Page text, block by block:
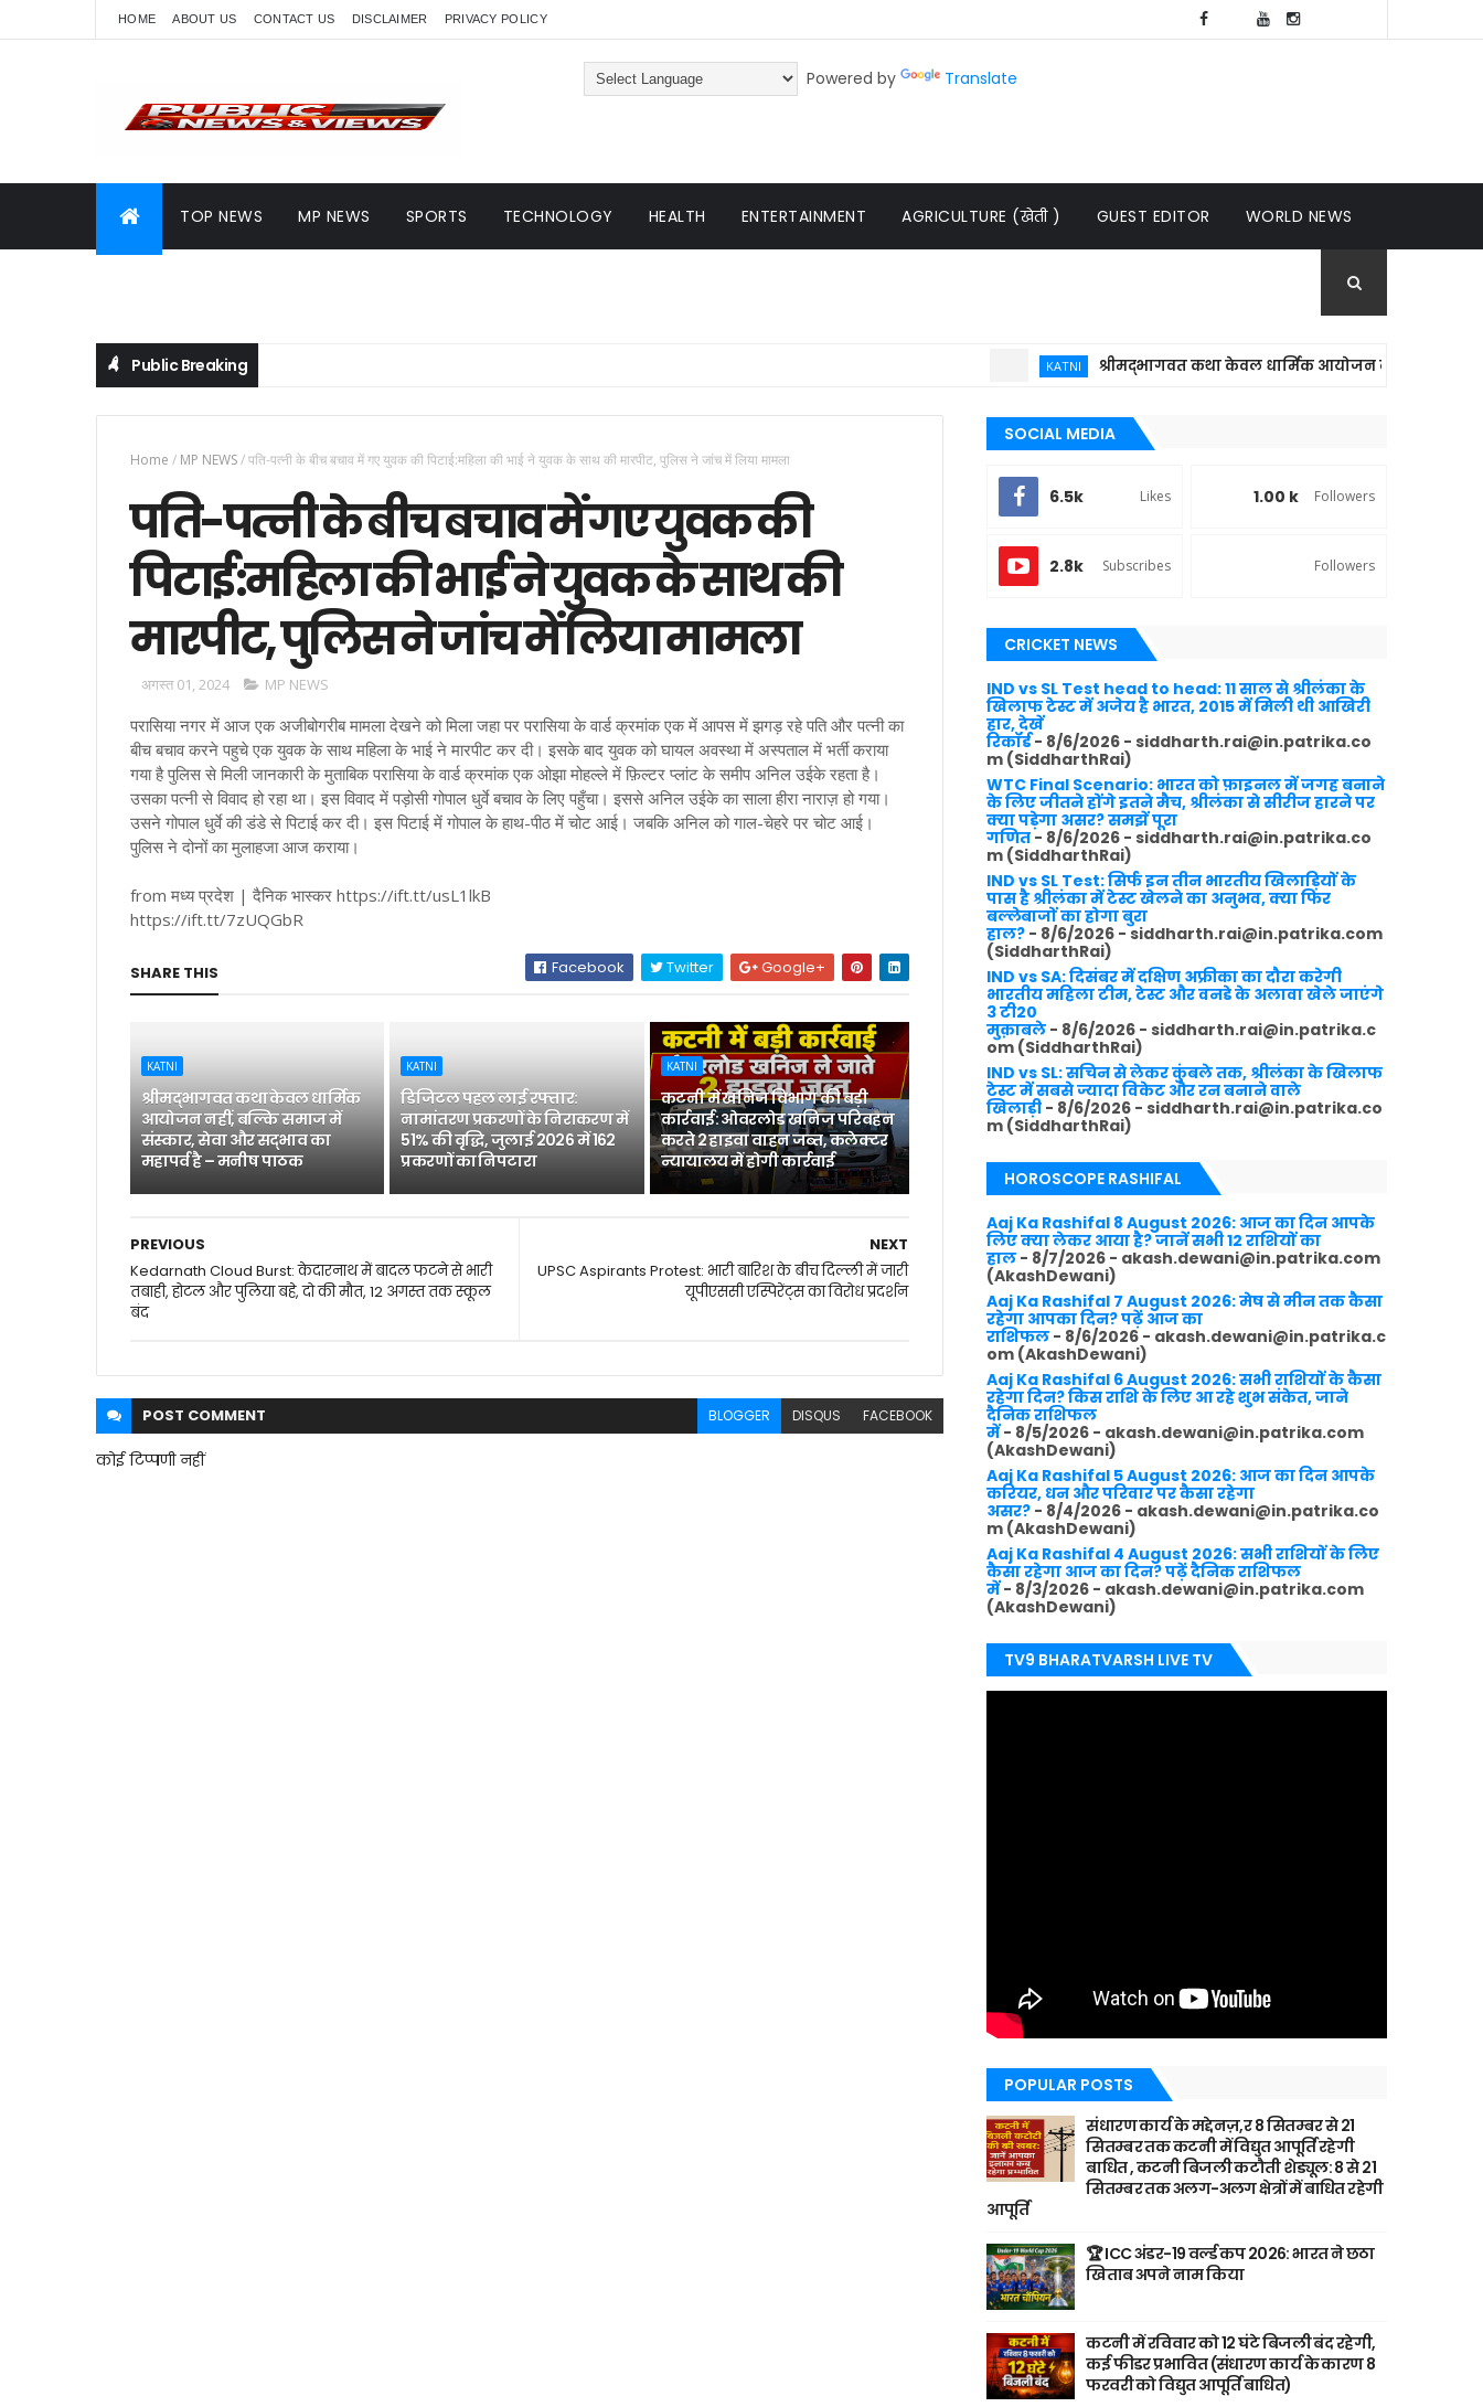
HOME ABOUT US CONTACT US DISCLAIMER PRIVACY POLICY
Powered by Translate
TOP NEWS MP NEWS SPORTS TECHNOLOGY HEALTH ENTERTAINMENT AGRICULTURE (खेती ) GUEST EDITOR WORLD NEWS
Public Breaking श्रीमद्भागवत कथा केवल धार्मिक आयोजन नहीं, बल्कि समाज में
Home / MP NEWS/पति-पत्नी के बीच बचाव में गए युवक की पिटाई:महिला की भाई ने युवक के साथ की मारपीट, पुलिस ने जांच में लिया मामला
पति-पत्नी के बीच बचाव में गए युवक की
पिटाई:महिला की भाई ने युवक के साथ की
मारपीट, पुलिस ने जांच में लिया मामला
अगस्त 01, 2024 MP NEWS
परासिया नगर में आज एक अजीबोगरीब मामला देखने को मिला जहा पर परासिया के वार्ड क्रमांक एक में आपस में झगड़ रहे पति और पत्नी का
बीच बचाव करने पहुचे एक युवक के साथ महिला के भाई ने मारपीट कर दी। इसके बाद युवक को घायल अवस्था में अस्पताल में भर्ती कराया
गया है पुलिस से मिली जानकारी के मुताबिक परासिया के वार्ड क्रमांक एक ओझा मोहल्ले में फ़िल्टर प्लांट के समीप अनिल उईके रहता है।
उसका पत्नी से विवाद हो रहा था। इस विवाद में पड़ोसी गोपाल धुर्वे बचाव के लिए पहुँचा। इससे अनिल उईके का साला हीरा नाराज़ हो गया।
उसने गोपाल धुर्वे की डंडे से पिटाई कर दी। इस पिटाई में गोपाल के हाथ-पीठ में चोट आई। जबकि अनिल को गाल-चेहरे पर चोट आई।
पुलिस ने दोनों का मुलाहजा आज कराया।
from मध्य प्रदेश | दैनिक भास्कर https://ift.tt/usL1lkB
https://ift.tt/7zUQGbR
SHARE THIS Facebook Twitter Google+
KATNI
श्रीमद्भागवत कथा केवल धार्मिक
आयोजन नहीं, बल्कि समाज में
संस्कार, सेवा और सद्भाव का
महापर्व है – मनीष पाठक
KATNI
डिजिटल पहल लाई रफ्तार:
नामांतरण प्रकरणों के निराकरण में
51% की वृद्धि, जुलाई 2026 में 162
प्रकरणों का निपटारा
KATNI
कटनी में खनिज विभाग की बड़ी
कार्रवाई: ओवरलोड खनिज परिवहन
करते 2 हाइवा वाहन जब्त, कलेक्टर
न्यायालय में होगी कार्रवाई
NEXT
UPSC Aspirants Protest: भारी बारिश के बीच दिल्ली में जारी
यूपीएससी एस्पिरेंट्स का विरोध प्रदर्शन
PREVIOUS
Kedarnath Cloud Burst: केदारनाथ में बादल फटने से भारी
तबाही, होटल और पुलिया बहे, दो की मौत, 12 अगस्त तक स्कूल
बंद
POST COMMENT BLOGGER DISQUS FACEBOOK
कोई टिप्पणी नहीं
SOCIAL MEDIA
6.5k Likes 1.00 k Followers
2.8k Subscribes Followers
CRICKET NEWS
IND vs SL Test head to head: 11 साल से श्रीलंका के
खिलाफ टेस्ट में अजेय है भारत, 2015 में मिली थी आखिरी
हार, देखें
रिकॉर्ड- 8/6/2026 - siddharth.rai@in.patrika.co
m (SiddharthRai)
WTC Final Scenario: भारत को फ़ाइनल में जगह बनाने
के लिए जीतने होंगे इतने मैच, श्रीलंका से सीरीज हारने पर
क्या पड़ेगा असर? समझें पूरा
गणित- 8/6/2026 - siddharth.rai@in.patrika.co
m (SiddharthRai)
IND vs SL Test: सिर्फ इन तीन भारतीय खिलाड़ियों के
पास है श्रीलंका में टेस्ट खेलने का अनुभव, क्या फिर
बल्लेबाजों का होगा बुरा
हाल? - 8/6/2026 - siddharth.rai@in.patrika.com
(SiddharthRai)
IND vs SA: दिसंबर में दक्षिण अफ्रीका का दौरा करेगी
भारतीय महिला टीम, टेस्ट और वनडे के अलावा खेले जाएंगे
3 टी20
मुक़ाबले - 8/6/2026 - siddharth.rai@in.patrika.c
om (SiddharthRai)
IND vs SL: सचिन से लेकर कुंबले तक, श्रीलंका के खिलाफ
टेस्ट में सबसे ज्यादा विकेट और रन बनाने वाले
खिलाड़ी - 8/6/2026 - siddharth.rai@in.patrika.co
m (SiddharthRai)
HOROSCOPE RASHIFAL
Aaj Ka Rashifal 8 August 2026: आज का दिन आपके
लिए क्या लेकर आया है? जानें सभी 12 राशियों का
हाल - 8/7/2026 - akash.dewani@in.patrika.com
(AkashDewani)
Aaj Ka Rashifal 7 August 2026: मेष से मीन तक कैसा
रहेगा आपका दिन? पढ़ें आज का
राशिफल - 8/6/2026 - akash.dewani@in.patrika.c
om (AkashDewani)
Aaj Ka Rashifal 6 August 2026: सभी राशियों के कैसा
रहेगा दिन? किस राशि के लिए आ रहे शुभ संकेत, जाने
दैनिक राशिफल
में- 8/5/2026 - akash.dewani@in.patrika.com
(AkashDewani)
Aaj Ka Rashifal 5 August 2026: आज का दिन आपके
करियर, धन और परिवार पर कैसा रहेगा
असर? - 8/4/2026 - akash.dewani@in.patrika.co
m (AkashDewani)
Aaj Ka Rashifal 4 August 2026: सभी राशियों के लिए
कैसा रहेगा आज का दिन? पढ़ें दैनिक राशिफल
में- 8/3/2026 - akash.dewani@in.patrika.com
(AkashDewani)
TV9 BHARATVARSH LIVE TV
POPULAR POSTS
संधारण कार्य के मद्देनज़,र 8 सितम्बर से 21
सितम्बर तक कटनी में विद्युत आपूर्ति रहेगी
बाधित , कटनी बिजली कटौती शेड्यूल: 8 से 21
सितम्बर तक अलग-अलग क्षेत्रों में बाधित रहेगी
आपूर्ति
🏆 ICC अंडर-19 वर्ल्ड कप 2026: भारत ने छठा
खिताब अपने नाम किया
कटनी में रविवार को 12 घंटे बिजली बंद रहेगी,
कई फीडर प्रभावित (संधारण कार्य के कारण 8
फरवरी को विद्युत आपूर्ति बाधित)